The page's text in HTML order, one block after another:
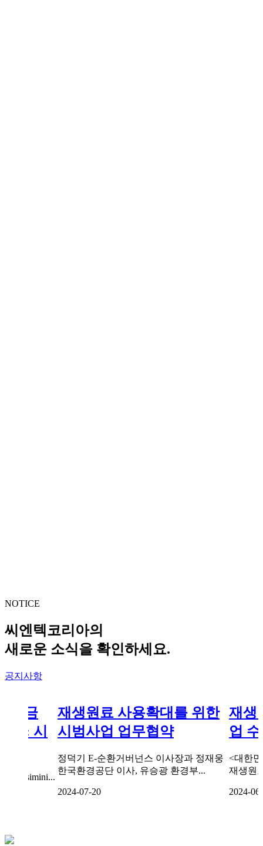
NOTICE
씨엔텍코리아의
새로운 소식을 확인하세요.
공지사항
성금
처: 시
재생원료 사용확대를 위한
시범사업 업무협약
정덕기 E-순환거버넌스 이사장과 정재웅
한국환경공단 이사, 유승광 환경부...
2024-07-20
재생
업
<대한
재생원
2024-